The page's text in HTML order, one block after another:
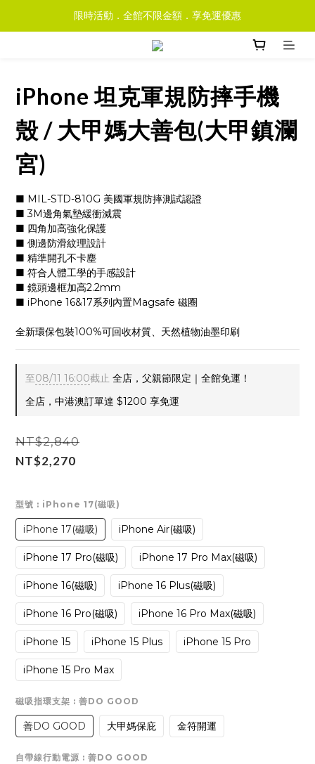
限時活動．全館不限金額．享免運優惠
iPhone 坦克軍規防摔手機
殼 / 大甲媽大善包(大甲鎮瀾
宮)
■ MIL-STD-810G 美國軍規防摔測試認證
■ 3M邊角氣墊緩衝減震
■ 四角加高強化保護
■ 側邊防滑紋理設計
■ 精準開孔不卡塵
■ 符合人體工學的手感設計
■ 鏡頭邊框加高2.2mm
■ iPhone 16&17系列內置Magsafe 磁圈
全新環保包裝100%可回收材質、天然植物油墨印刷
至08/11 16:00截止 全店，父親節限定｜全館免運！
全店，中港澳訂單達 $1200 享免運
NT$2,840
NT$2,270
型號 : iPhone 17(磁吸)
iPhone 17(磁吸) iPhone Air(磁吸)
iPhone 17 Pro(磁吸) iPhone 17 Pro Max(磁吸)
iPhone 16(磁吸) iPhone 16 Plus(磁吸)
iPhone 16 Pro(磁吸) iPhone 16 Pro Max(磁吸)
iPhone 15 iPhone 15 Plus iPhone 15 Pro
iPhone 15 Pro Max
磁吸指環支架 : 善DO GOOD
善DO GOOD 大甲媽保庇 金符開運
自帶線行動電源 : 善DO GOOD